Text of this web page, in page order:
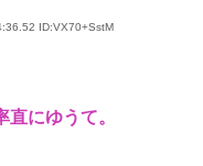
ID:VX70+SstM
直にゆうて。